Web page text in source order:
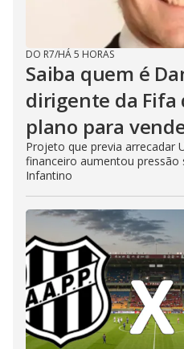
DO R7/HÁ 5 HORAS
Saiba quem é
dirigente da
plano para
Projeto que previa arrecadar
financeiro aumentou pressão
Infantino